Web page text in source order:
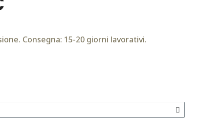
Consegna: 15-20 giorni lavorativi.